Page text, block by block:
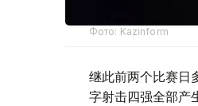
Фото: Kazinform
继此前两个比赛日
字射击四强全部产